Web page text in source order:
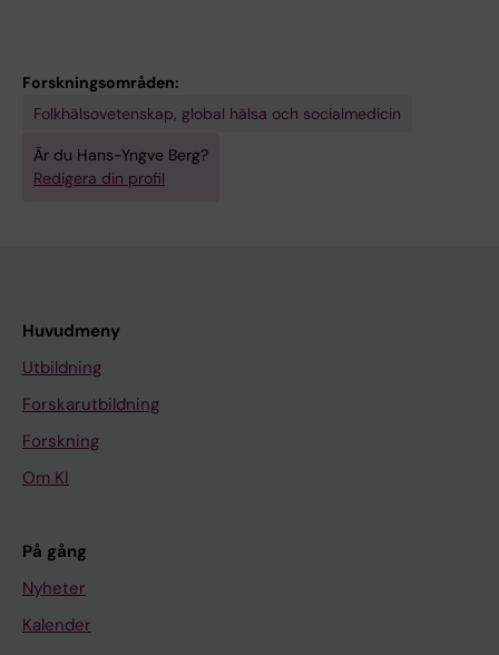
Forskningsområden:
Folkhälsovetenskap, global hälsa och socialmedicin
Är du Hans-Yngve Berg?
Redigera din profil
Huvudmeny
Utbildning
Forskarutbildning
Forskning
Om KI
På gång
Nyheter
Kalender